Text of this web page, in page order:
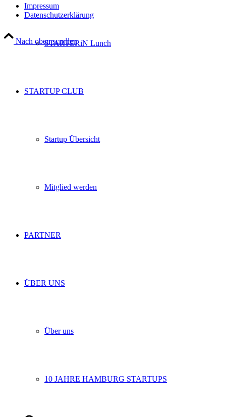
STARTERiN Lunch
STARTUP CLUB
Startup Übersicht
Mitglied werden
PARTNER
ÜBER UNS
Über uns
10 JAHRE HAMBURG STARTUPS
Impressum
Datenschutzerklärung
Nach oben scrollen